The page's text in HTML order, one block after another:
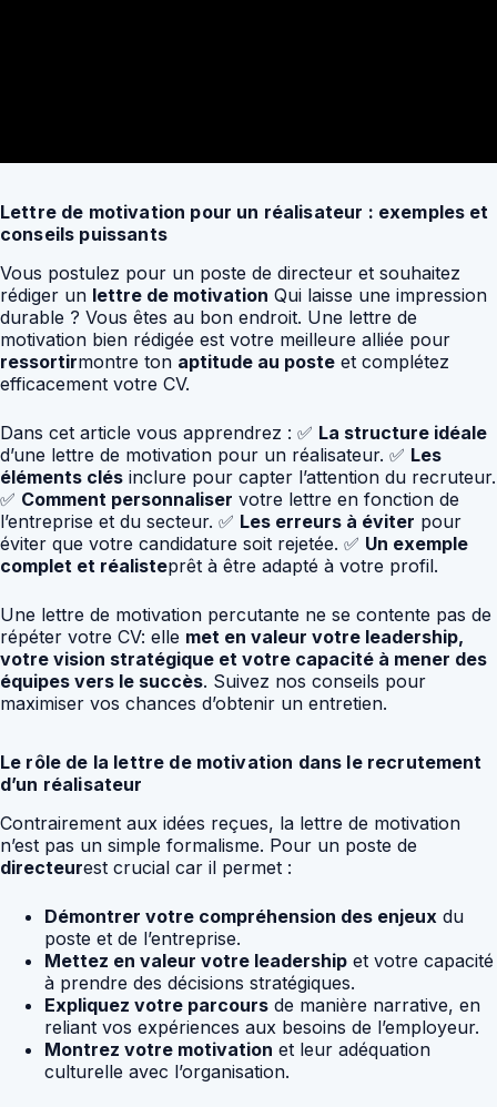
Lettre de motivation pour un réalisateur : exemples et
conseils puissants
Vous postulez pour un poste de directeur et souhaitez
rédiger un lettre de motivation Qui laisse une impression
durable ? Vous êtes au bon endroit. Une lettre de
motivation bien rédigée est votre meilleure alliée pour
ressortirmontre ton aptitude au poste et complétez
efficacement votre CV.
Dans cet article vous apprendrez : ✅ La structure idéale
d’une lettre de motivation pour un réalisateur. ✅ Les
éléments clés inclure pour capter l’attention du recruteur.
✅ Comment personnaliser votre lettre en fonction de
l’entreprise et du secteur. ✅ Les erreurs à éviter pour
éviter que votre candidature soit rejetée. ✅ Un exemple
complet et réalisteprêt à être adapté à votre profil.
Une lettre de motivation percutante ne se contente pas de
répéter votre CV: elle met en valeur votre leadership,
votre vision stratégique et votre capacité à mener des
équipes vers le succès. Suivez nos conseils pour
maximiser vos chances d’obtenir un entretien.
Le rôle de la lettre de motivation dans le recrutement
d’un réalisateur
Contrairement aux idées reçues, la lettre de motivation
n’est pas un simple formalisme. Pour un poste de
directeurest crucial car il permet :
Démontrer votre compréhension des enjeux du
poste et de l’entreprise.
Mettez en valeur votre leadership et votre capacité
à prendre des décisions stratégiques.
Expliquez votre parcours de manière narrative, en
reliant vos expériences aux besoins de l’employeur.
Montrez votre motivation et leur adéquation
culturelle avec l’organisation.